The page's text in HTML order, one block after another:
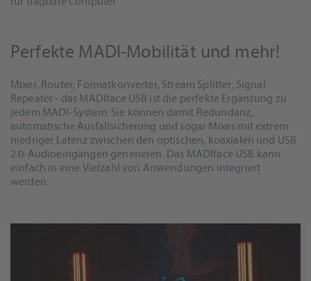
Perfekte MADI-Mobilität und mehr!
Mixer, Router, Formatkonverter, Stream Splitter, Signal
Repeater - das MADIface USB ist die perfekte Ergänzung zu
jedem MADI-System. Sie können damit Redundanz,
automatische Ausfallsicherung und sogar Mixes mit extrem
niedriger Latenz zwischen den optischen, koaxialen und USB
2.0-Audioeingängen generieren. Das MADIface USB kann
einfach in eine Vielzahl von Anwendungen integriert
werden.